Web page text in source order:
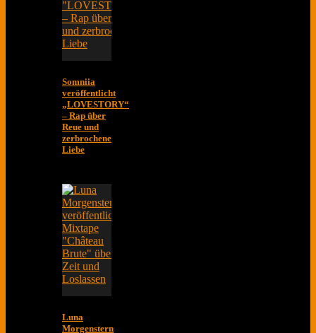
Somniia
veröffentlicht
„LOVESTORY“
– Rap über
Reue und
zerbrochene
Liebe
Luna
Morgenstern